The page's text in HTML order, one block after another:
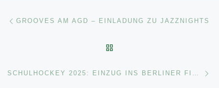
Beitragsnavigation
GROOVES AM AGD – EINLADUNG ZU JAZZNIGHTS
SCHULHOCKEY 2025: EINZUG INS BERLINER FINALE, TEAMSPIRIT UND WERTVOLLE ERFAHRUNGEN